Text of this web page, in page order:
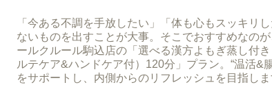
「今ある不調を手放したい」「体も心もスッキリ
ないものを出すことが大事。そこでおすすめなの
ールクルール駒込店の「選べる漢方よもぎ蒸し付
ルテケア&ハンドケア付）120分」プラン。“温活&
をサポートし、内側からのリフレッシュを目指し